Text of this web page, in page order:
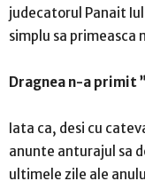
judecatorul Panait
simplu sa
Dragnea n-a primit
Iata ca, desi cu
anunte anturajul sa
ultimele zile ale